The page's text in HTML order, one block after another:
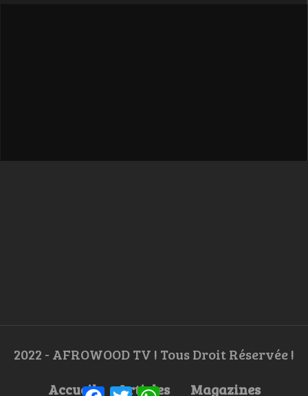
2022 - AFROWOOD TV ! Tous Droit Réservée !
Accueil
Articles Magazines
Facebook
TwitterWhatsApp